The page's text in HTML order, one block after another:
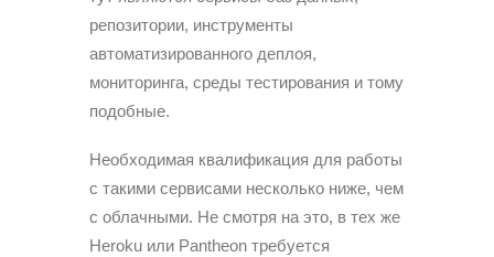
репозитории, инструменты
автоматизированного деплоя,
мониторинга, среды тестирования и тому
подобные.
Необходимая квалификация для работы
с такими сервисами несколько ниже, чем
с облачными. Не смотря на это, в тех же
Heroku или Pantheon требуется